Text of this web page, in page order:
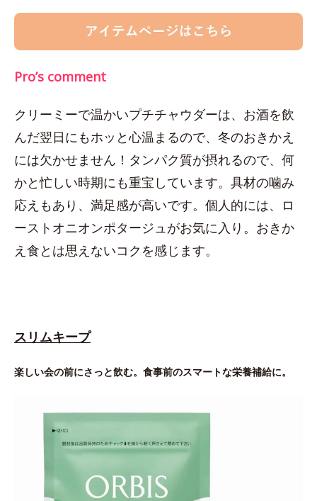
Pro’s comment
クリーミーで温かいプチチャウダーは、お酒を飲
んだ翌日にもホッと心温まるので、冬のおきかえ
には欠かせません！タンパク質が摂れるので、何
かと忙しい時期にも重宝しています。具材の噛み
応えもあり、満足感が高いです。個人的には、ロ
ーストオニオンポタージュがお気に入り。おきか
え食とは思えないコクを感じます。
スリムキープ
楽しい会の前にさっと飲む。食事前のスマートな栄養補給に。